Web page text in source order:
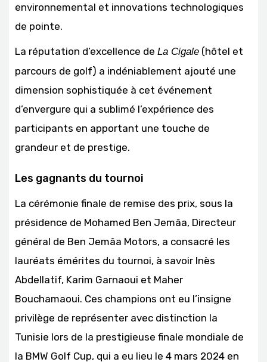
environnemental et innovations technologiques
de pointe.
La réputation d’excellence de La Cigale (hôtel et
parcours de golf) a indéniablement ajouté une
dimension sophistiquée à cet événement
d’envergure qui a sublimé l’expérience des
participants en apportant une touche de
grandeur et de prestige.
Les gagnants du tournoi
La cérémonie finale de remise des prix, sous la
présidence de Mohamed Ben Jemâa, Directeur
général de Ben Jemâa Motors, a consacré les
lauréats émérites du tournoi, à savoir Inès
Abdellatif, Karim Garnaoui et Maher
Bouchamaoui. Ces champions ont eu l’insigne
privilège de représenter avec distinction la
Tunisie lors de la prestigieuse finale mondiale de
la BMW Golf Cup, qui a eu lieu le 4 mars 2024 en